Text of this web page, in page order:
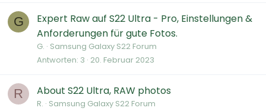
G
Expert Raw auf S22 Ultra - Pro, Einstellungen &
Anforderungen für gute Fotos.
G. Samsung Galaxy S22 Forum
Antworten 3 20. Februar 2023
R About S22 Ultra, RAW photos
R. Samsung Galaxy S22 Forum